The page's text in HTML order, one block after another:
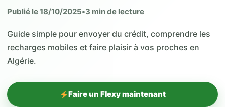
Publié le 18/10/2025•3 min de lecture
Guide simple pour envoyer du crédit, comprendre les
recharges mobiles et faire plaisir à vos proches en
Algérie.
Faire un Flexy maintenant